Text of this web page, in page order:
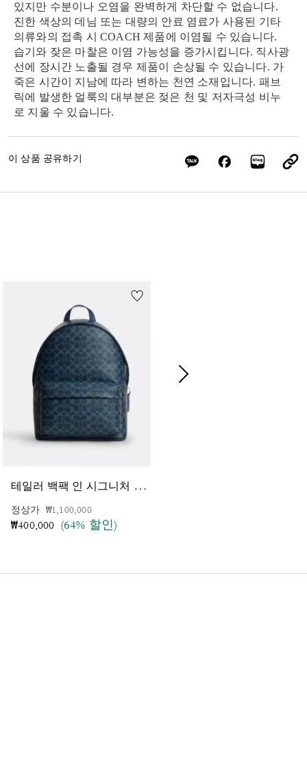
있지만 수분이나 오염을 완벽하게 차단할 수 없습니다.
진한 색상의 데님 또는 대량의 안료 염료가 사용된 기타
의류와의 접촉 시 COACH 제품에 이염될 수 있습니다.
습기와 잦은 마찰은 이염 가능성을 증가시킵니다. 직사광
선에 장시간 노출될 경우 제품이 손상될 수 있습니다. 가
죽은 시간이 지남에 따라 변하는 천연 소재입니다. 패브
릭에 발생한 얼룩의 대부분은 젖은 천 및 저자극성 비누
로 지울 수 있습니다.
이 상품 공유하기
테
일러 백팩 인 시그니처 캔버스
정상가 가격 인하 전
₩1,100,000인하됨
₩400,000 (64% 할인)